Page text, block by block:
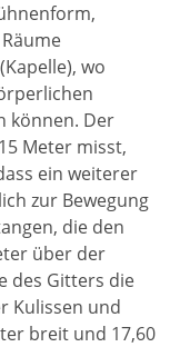
wo
können. Der
Meter misst,
ein weiterer
zur Bewegung
die den
über der
des Gitters die
Kulissen und
breit und 17,60